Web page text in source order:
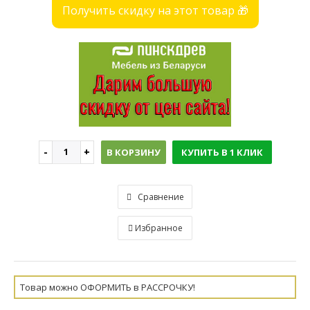
Получить скидку на этот товар 🎁
В КОРЗИНУ КУПИТЬ В 1 КЛИК
Сравнение
Избранное
Товар можно ОФОРМИТЬ в РАССРОЧКУ!